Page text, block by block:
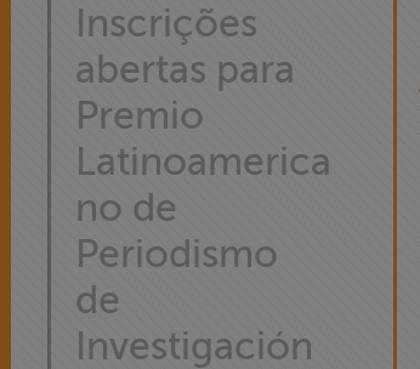
Inscrições
abertas para
Premio
Latinoamerica
no de
Periodismo
de
Investigación